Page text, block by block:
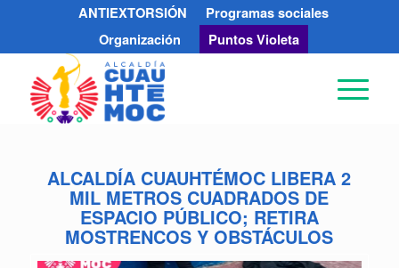
ANTIEXTORSIÓN
Programas sociales
Organización
Puntos Violeta
ALCALDÍA CUAUHTÉMOC LIBERA 2
MIL METROS CUADRADOS DE
ESPACIO PÚBLICO; RETIRA
MOSTRENCOS Y OBSTÁCULOS